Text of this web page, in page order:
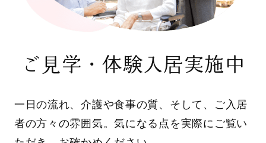
ご見学・体験入居実施中
一日の流れ、介護や食事の質、そして、ご入居
者の方々の雰囲気。気になる点を実際にご覧い